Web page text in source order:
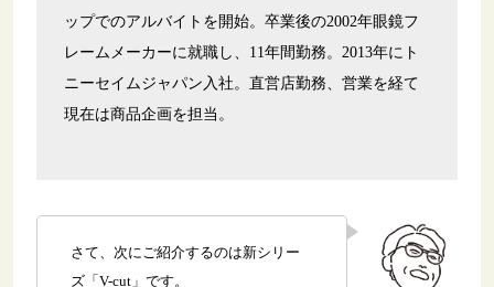
ップでのアルバイトを開始。卒業後の2002年眼鏡フ
レームメーカーに就職し、11年間勤務。2013年にト
ニーセイムジャパン入社。直営店勤務、営業を経て
現在は商品企画を担当。
さて、次にご紹介するのは新シリー
ズ「V-cut」です。